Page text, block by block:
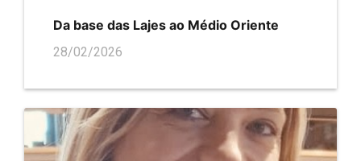
Da base das Lajes ao Médio Oriente
28/02/2026